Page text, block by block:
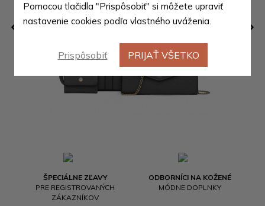
ŠPECIÁLNE ZĽAVY
PRE REGISTROVANÝCH
ZÁKAZNÍKOV
ODBORNÍCI NA KOŽENÉ
MÓDNE DOPLNKY
Pomocou tlačidla "Prispôsobiť" si môžete upraviť
nastavenie cookies podľa vlastného uváženia.
Prispôsobiť PRIJAŤ VŠETKO